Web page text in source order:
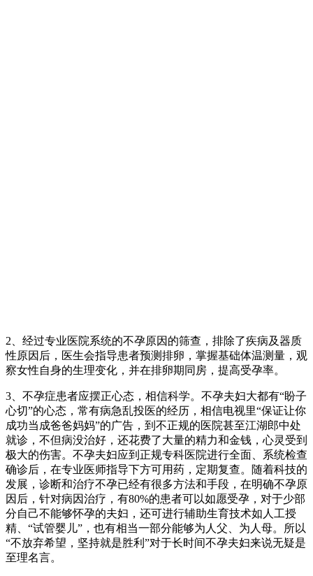
2、经过专业医院系统的不孕原因的筛查，排除了疾病及器质
性原因后，医生会指导患者预测排卵，掌握基础体温测量，观
察女性自身的生理变化，并在排卵期同房，提高受孕率。
3、不孕症患者应摆正心态，相信科学。不孕夫妇大都有“盼子
心切”的心态，常有病急乱投医的经历，相信电视里“保证让你
成功当成爸爸妈妈”的广告，到不正规的医院甚至江湖郎中处
就诊，不但病没治好，还花费了大量的精力和金钱，心灵受到
极大的伤害。不孕夫妇应到正规专科医院进行全面、系统检查
确诊后，在专业医师指导下方可用药，定期复查。随着科技的
发展，诊断和治疗不孕已经有很多方法和手段，在明确不孕原
因后，针对病因治疗，有80%的患者可以如愿受孕，对于少部
分自己不能够怀孕的夫妇，还可进行辅助生育技术如人工授
精、“试管婴儿”，也有相当一部分能够为人父、为人母。所以
“不放弃希望，坚持就是胜利”对于长时间不孕夫妇来说无疑是
至理名言。